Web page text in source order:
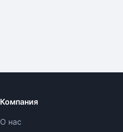
Компания
О нас